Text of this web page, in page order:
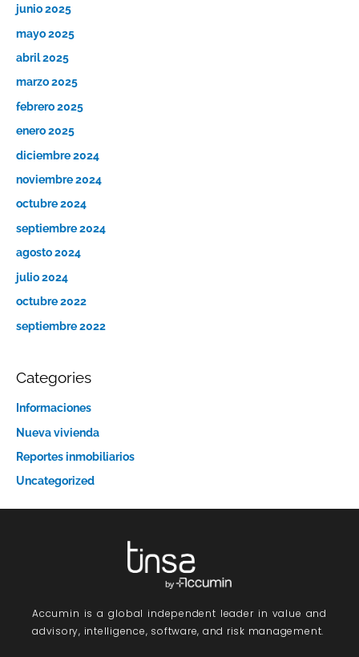
junio 2025
mayo 2025
abril 2025
marzo 2025
febrero 2025
enero 2025
diciembre 2024
noviembre 2024
octubre 2024
septiembre 2024
agosto 2024
julio 2024
octubre 2022
septiembre 2022
Categories
Informaciones
Nueva vivienda
Reportes inmobiliarios
Uncategorized
Accumin is a global independent leader in value and
advisory, intelligence, software, and risk management.